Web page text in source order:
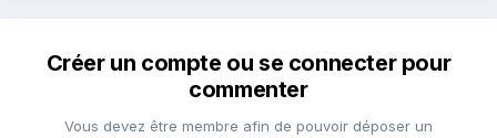
Créer un compte ou se connecter pour
commenter
Vous devez être membre afin de pouvoir déposer un